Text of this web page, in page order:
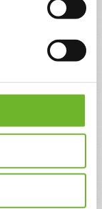
pomoc a nádej,
a zdieľať tak
pomoc je